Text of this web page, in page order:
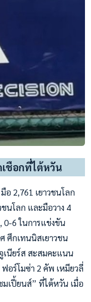
ชือกที่ไต้หวัน
อ 2,761 เยาวชนโลก
นโลก และมือวาง 4
0-6 ในการแข่งขัน
ศึกเทนนิสเยาวชน
เนียร์ส สะสมคะแนน
ฟอร์โมซ่า 2 คัพ เหมียวลี่
เปี้ยนส์” ที่ไต้หวัน เมื่อ